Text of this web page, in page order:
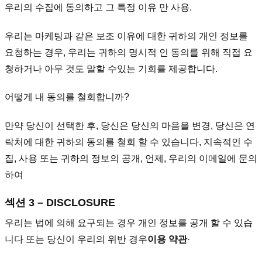
우리의 수집에 동의하고 그 특정 이유 만 사용.
우리는 마케팅과 같은 보조 이유에 대한 귀하의 개인 정보를
요청하는 경우, 우리는 귀하의 명시적 인 동의를 위해 직접 요
청하거나 아무 것도 말할 수있는 기회를 제공합니다.
어떻게 내 동의를 철회합니까?
만약 당신이 선택한 후, 당신은 당신의 마음을 변경, 당신은 연
락처에 대한 귀하의 동의를 철회 할 수 있습니다, 지속적인 수
집, 사용 또는 귀하의 정보의 공개, 언제, 우리의 이메일에 문의
하여
섹션 3 – DISCLOSURE
우리는 법에 의해 요구되는 경우 개인 정보를 공개 할 수 있습
니다 또는 당신이 우리의 위반 경우이용 약관·